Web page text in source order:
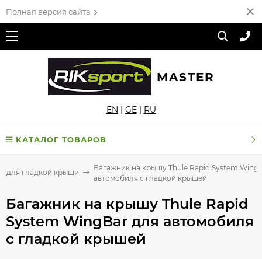
Полная версия сайта
MASTER
EN | GE| RU
КАТАЛОГ ТОВАРОВ
для гладкой крыши
Багажник на крышу Thule Rapid System
автомобиля с гладкой крышей
Багажник на крышу Thule Rapid
System WingBar для автомобиля
с гладкой крышей